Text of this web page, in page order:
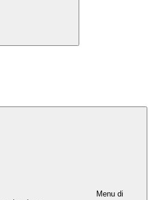
Menu di